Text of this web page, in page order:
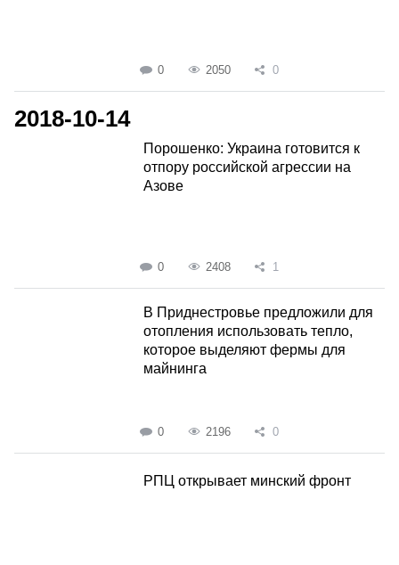
0 2050 0
2018-10-14
Порошенко: Украина готовится к
отпору российской агрессии на
Азове
0 2408 1
В Приднестровье предложили для
отопления использовать тепло,
которое выделяют фермы для
майнинга
0 2196 0
РПЦ открывает минский фронт